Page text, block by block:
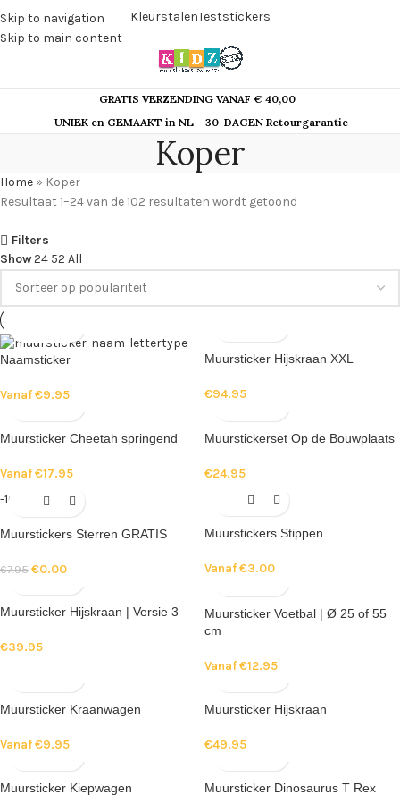
Skip to navigation
Skip to main content
KleurstalenTeststickers
GRATIS VERZENDING VANAF € 40,00
UNIEK en GEMAAKT in NL
30-DAGEN Retourgarantie
Koper
Home » Koper
Resultaat 1–24 van de 102 resultaten wordt getoond
Filters
Show24 52 All
Naamsticker
Vanaf€9.95
Muursticker Hijskraan XXL
€94.95
Muursticker Cheetah springend
Vanaf€17.95
Muurstickerset Op de Bouwplaats
€24.95
-100%
Muurstickers Sterren GRATIS
€7.95 €0.00
Muurstickers Stippen
Vanaf€3.00
Muursticker Hijskraan | Versie 3
€39.95
Muursticker Voetbal | Ø 25 of 55
cm
Vanaf€12.95
Muursticker Kraanwagen
Vanaf€9.95
Muursticker Hijskraan
€49.95
Muursticker Kiepwagen Muursticker Dinosaurus T Rex